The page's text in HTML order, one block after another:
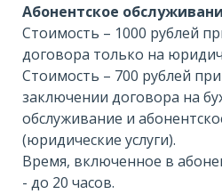
Абонентское
Стоимость – 1000 рублей
договора только на
Стоимость – 700 рублей
заключении договора на
обслуживание и
(юридические услуги).
Время, включенное в
- до 20 часов.